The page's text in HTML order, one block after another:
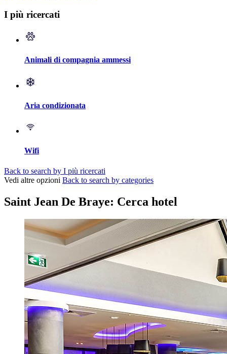
I più ricercati
Animali di compagnia ammessi
Aria condizionata
Wifi
Back to search by I più ricercati
Vedi altre opzioni Back to search by categories
Saint Jean De Braye: Cerca hotel